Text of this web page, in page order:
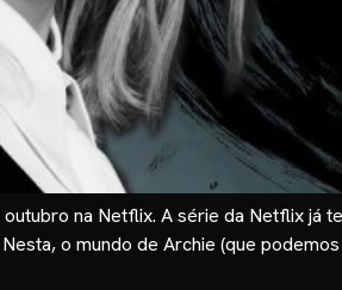
na Netflix. A série da Netflix já
o mundo de Archie (que